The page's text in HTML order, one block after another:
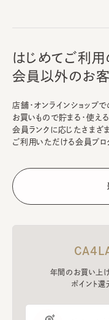
はじめてご利用
会員以外のお
店舗・オンラインショップで
お買いもので貯まる・使え
会員ランクに応じたさまざ
ご利用いただける会員プロ
年間のお買い上
ポイント還